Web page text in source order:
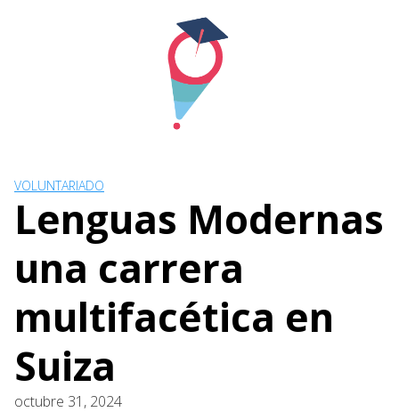
VOLUNTARIADO
Lenguas Modernas
una carrera
multifacética en
Suiza
octubre 31, 2024